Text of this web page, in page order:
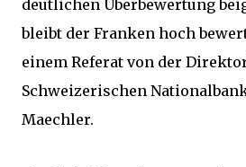
deutlichen Überbewertung
bleibt der Franken hoch
einem Referat von der
Schweizerischen Nationalbank
Maechler.